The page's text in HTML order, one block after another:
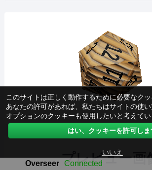
プレビュー画
このサイトは正しく動作するために必要なクッ
あなたの許可があれば、私たちはサイトの使
オプションのクッキーも使用したいと考えてい
はい、クッキーを許可し
いいえ